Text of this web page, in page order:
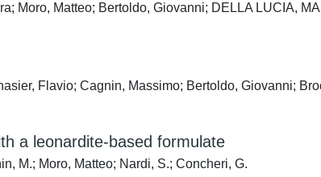
Moro, Matteo; Bertoldo, Giovanni; DELLA LUCIA,
Flavio; Cagnin, Massimo; Bertoldo, Giovanni;
a leonardite-based formulate
M.; Moro, Matteo; Nardi, S.; Concheri, G.